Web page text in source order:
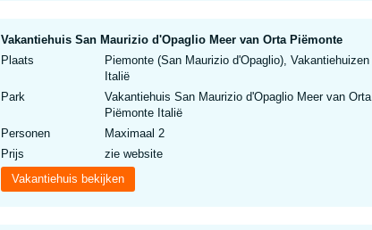
Vakantiehuis San Maurizio d'Opaglio Meer van Orta Piëmonte
Plaats
Piemonte (San Maurizio d'Opaglio), Vakantiehuizen
Italië
Park
Vakantiehuis San Maurizio d'Opaglio Meer van Orta
Piëmonte Italië
Personen
Maximaal 2
Prijs
zie website
Vakantiehuis bekijken